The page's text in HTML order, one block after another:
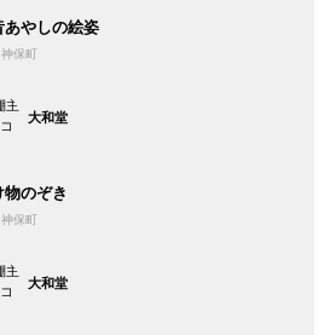
あやしの絵姿
保町
大和堂
物のぞき
保町
大和堂